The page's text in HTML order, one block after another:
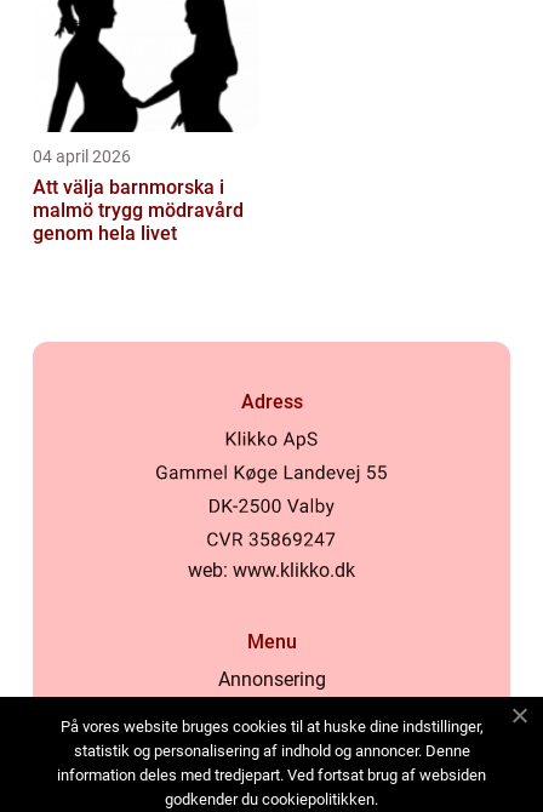
04 april 2026
Att välja barnmorska i
malmö trygg mödravård
genom hela livet
Adress
web: www.klikko.dk
Menu
Annonsering
Cookies
Kontakta oss
På vores website bruges cookies til at huske dine indstillinger,
statistik og personalisering af indhold og annoncer. Denne
information deles med tredjepart. Ved fortsat brug af websiden
godkender du cookiepolitikken.